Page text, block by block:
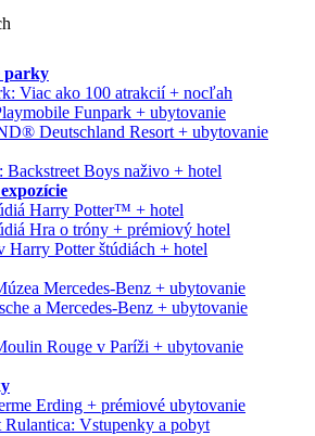
parky
Viac ako 100 atrakcií + nocľah
Funpark + ubytovanie
Deutschland Resort + ubytovanie
Backstreet Boys naživo + hotel
Harry Potter™ + hotel
Hra o tróny + prémiový hotel
Harry Potter štúdiách + hotel
Mercedes-Benz + ubytovanie
a Mercedes-Benz + ubytovanie
Rouge v Paríži + ubytovanie
Erding + prémiové ubytovanie
Rulantica: Vstupenky a pobyt